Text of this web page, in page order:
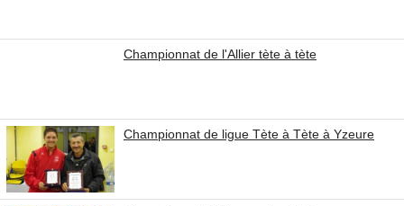
Championnat de l'Allier tète à tète
Championnat de ligue Tète à Tète à Yzeure